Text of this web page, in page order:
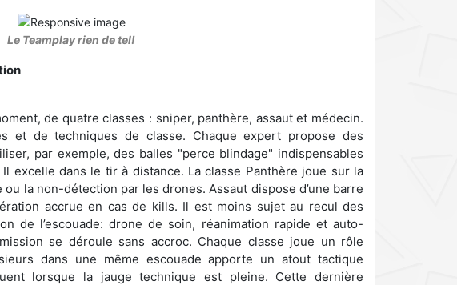
Le Teamplay rien de tel!
de quatre classes : sniper, panthère, assaut et médecin.
et de techniques de classe. Chaque expert propose des
par exemple, des balles "perce blindage" indispensables
excelle dans le tir à distance. La classe Panthère joue sur la
la non-détection par les drones. Assaut dispose d’une barre
accrue en cas de kills. Il est moins sujet au recul des
de l’escouade: drone de soin, réanimation rapide et auto-
se déroule sans accroc. Chaque classe joue un rôle
dans une même escouade apporte un atout tactique
lorsque la jauge technique est pleine. Cette dernière